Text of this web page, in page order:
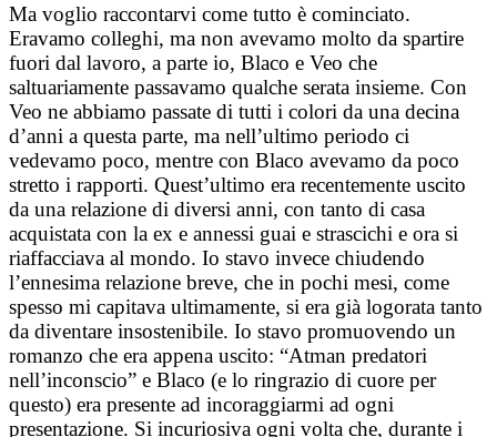
Ma voglio raccontarvi come tutto è cominciato.
Eravamo colleghi, ma non avevamo molto da spartire
fuori dal lavoro, a parte io, Blaco e Veo che
saltuariamente passavamo qualche serata insieme. Con
Veo ne abbiamo passate di tutti i colori da una decina
d’anni a questa parte, ma nell’ultimo periodo ci
vedevamo poco, mentre con Blaco avevamo da poco
stretto i rapporti. Quest’ultimo era recentemente uscito
da una relazione di diversi anni, con tanto di casa
acquistata con la ex e annessi guai e strascichi e ora si
riaffacciava al mondo. Io stavo invece chiudendo
l’ennesima relazione breve, che in pochi mesi, come
spesso mi capitava ultimamente, si era già logorata tanto
da diventare insostenibile. Io stavo promuovendo un
romanzo che era appena uscito: “Atman predatori
nell’inconscio” e Blaco (e lo ringrazio di cuore per
questo) era presente ad incoraggiarmi ad ogni
presentazione. Si incuriosiva ogni volta che, durante i